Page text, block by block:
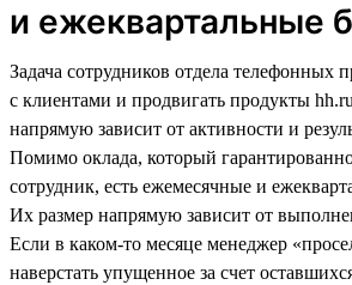
и ежеквартальные
Задача сотрудников отдела телефонных
с клиентами и продвигать продукты
напрямую зависит от активности и
Помимо оклада, который
сотрудник, есть ежемесячные и
Их размер напрямую зависит от
Если в каком-то месяце менеджер
наверстать упущенное за счет